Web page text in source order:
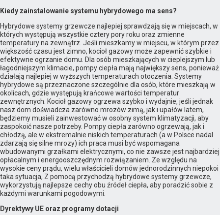
Kiedy zainstalowanie systemu hybrydowego ma sens?
Hybrydowe systemy grzewcze najlepiej sprawdzają się w miejscach, w
których występują wszystkie cztery pory roku oraz zmienne
temperatury na zewnątrz. Jeśli mieszkamy w miejscu, w którym przez
większość czasu jest zimno, kocioł gazowy może zapewnić szybkie i
efektywne ogrzanie domu. Dla osób mieszkających w cieplejszym lub
łagodniejszym klimacie, pompy ciepła mają największy sens, ponieważ
działają najlepiej w wyższych temperaturach otoczenia. Systemy
hybrydowe są przeznaczone szczególnie dla osób, które mieszkają w
okolicach, gdzie występują krańcowe wartości temperatur
zewnętrznych. Kocioł gazowy ogrzewa szybko i wydajnie, jeśli jednak
nasz dom doświadcza zarówno mrozów zimą, jak i upałów latem,
będziemy musieli zainwestować w osobny system klimatyzacji, aby
zaspokoić nasze potrzeby. Pompy ciepła zarówno ogrzewają, jak i
chłodzą, ale w ekstremalnie niskich temperaturach (a w Polsce nadal
zdarzają się silne mrozy) ich praca musi być wspomagana
wbudowanymi grzałkami elektrycznymi, co nie zawsze jest najbardziej
opłacalnym i energooszczędnym rozwiązaniem. Ze względu na
wysokie ceny prądu, wielu właścicieli domów jednorodzinnych niepokoi
taka sytuacja, Z pomocą przychodzą hybrydowe systemy grzewcze,
wykorzystują najlepsze cechy obu źródeł ciepła, aby poradzić sobie z
każdymi warunkami pogodowymi.
Dyrektywy UE oraz programy dotacji